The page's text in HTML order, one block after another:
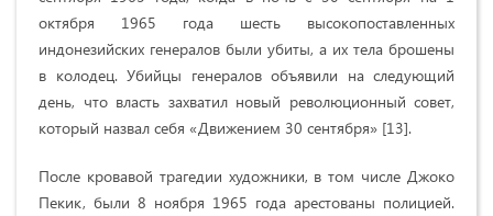
октября 1965 года шесть высокопоставленных
индонезийских генералов были убиты, а их тела брошены
в колодец. Убийцы генералов объявили на следующий
день, что власть захватил новый революционный совет,
который назвал себя «Движением 30 сентября» [13].
После кровавой трагедии художники, в том числе Джоко
Пекик, были 8 ноября 1965 года арестованы полицией.